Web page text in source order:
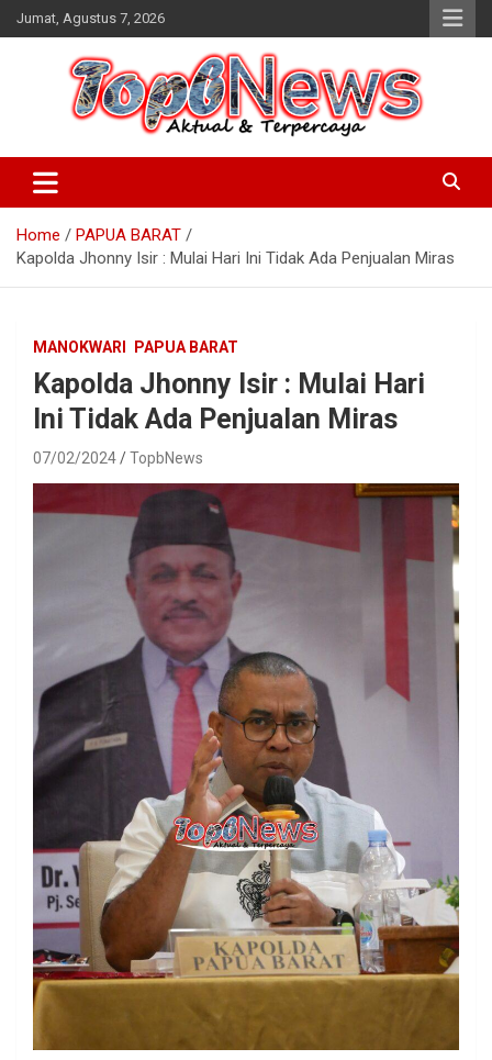
Skip
to
Jumat, Agustus 7, 2026
Home
PAPUA BARAT
Kapolda Jhonny Isir : Mulai Hari Ini Tidak Ada Penjualan Miras
MANOKWARI PAPUA BARAT
Kapolda Jhonny Isir : Mulai Hari
Ini Tidak Ada Penjualan Miras
07/02/2024 TopbNews